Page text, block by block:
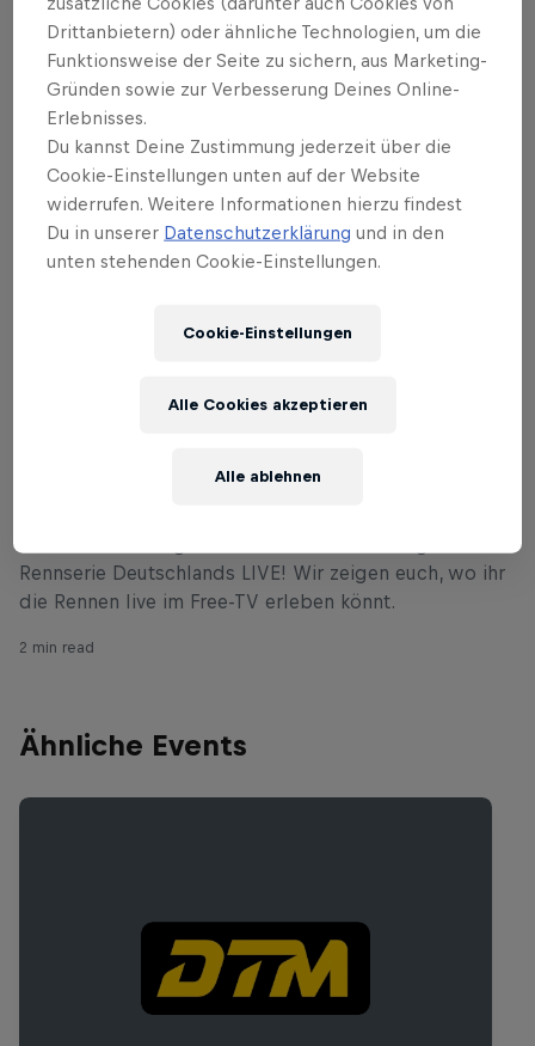
Das könnte dich auch interessieren
Alle Übertragungen im
Rennserie Deutschlands LIVE! Wir zeigen euch, wo ihr
die Rennen live im Free-TV erleben könnt.
2 min read
Ähnliche Events
Drittanbietern) oder ähnliche Technologien, um die
Funktionsweise der Seite zu sichern, aus Marketing-
Gründen sowie zur Verbesserung Deines Online-
Erlebnisses.
Du kannst Deine Zustimmung jederzeit über die
Cookie-Einstellungen unten auf der Website
widerrufen. Weitere Informationen hierzu findest
Du in unserer Datenschutzerklärung und in den
unten stehenden Cookie-Einstellungen.
Cookie-Einstellungen
Alle ablehnen
Alle Cookies akzeptieren